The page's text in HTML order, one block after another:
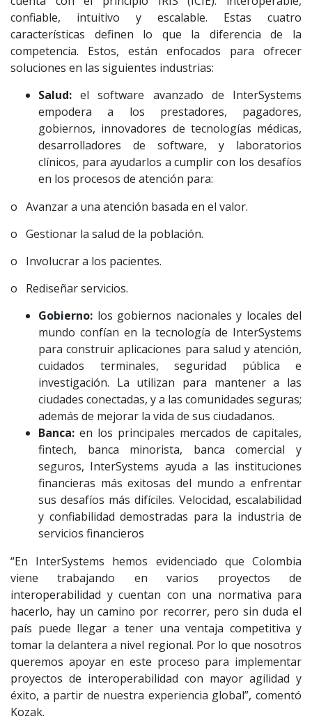
confiable, intuitivo y escalable. Estas cuatro
características definen lo que la diferencia de la
competencia. Estos, están enfocados para ofrecer
soluciones en las siguientes industrias:
Salud: el software avanzado de InterSystems
empodera a los prestadores, pagadores,
gobiernos, innovadores de tecnologías médicas,
desarrolladores de software, y laboratorios
clínicos, para ayudarlos a cumplir con los desafíos
en los procesos de atención para:
o Avanzar a una atención basada en el valor.
o Gestionar la salud de la población.
o Involucrar a los pacientes.
o Rediseñar servicios.
Gobierno: los gobiernos nacionales y locales del
mundo confían en la tecnología de InterSystems
para construir aplicaciones para salud y atención,
cuidados terminales, seguridad pública e
investigación. La utilizan para mantener a las
ciudades conectadas, y a las comunidades seguras;
además de mejorar la vida de sus ciudadanos.
Banca: en los principales mercados de capitales,
fintech, banca minorista, banca comercial y
seguros, InterSystems ayuda a las instituciones
financieras más exitosas del mundo a enfrentar
sus desafíos más difíciles. Velocidad, escalabilidad
y confiabilidad demostradas para la industria de
servicios financieros
“En InterSystems hemos evidenciado que Colombia
viene trabajando en varios proyectos de
interoperabilidad y cuentan con una normativa para
hacerlo, hay un camino por recorrer, pero sin duda el
país puede llegar a tener una ventaja competitiva y
tomar la delantera a nivel regional. Por lo que nosotros
queremos apoyar en este proceso para implementar
proyectos de interoperabilidad con mayor agilidad y
éxito, a partir de nuestra experiencia global”, comentó
Kozak.